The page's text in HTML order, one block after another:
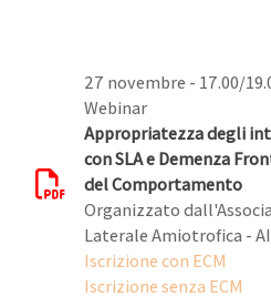
27 novembre - 17.00/
Webinar
Appropriatezza degli
con SLA e Demenza
del Comportamento
Organizzato
Laterale Amiotrofica -
Iscrizione con ECM
Iscrizione senza ECM